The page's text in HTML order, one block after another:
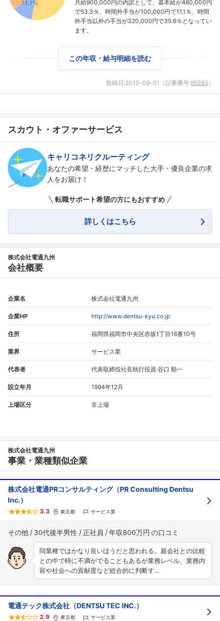
フォローしました
こちらの企業もフォローしませんか？
月給900,000円の内訳として、基本給が480,000円
で53.3％、時間外手当が100,000円で11.1％、時間
外手当以外の手当が320,000円で35.6％となってい
ます。
この年収・給与明細を読む
投稿日:2010-09-01 （記事番号:95293 ）
スカウト・オファーサービス
キャリコネリクルーティング
あなたの希望・経歴にマッチした大手・優良企業の求
人をお届け！
転職サポート希望の方にもおすすめ
詳しくはこちら
株式会社電通九州
会社概要
企業名 株式会社電通九州
企業HP http://www.dentsu-kyu.co.jp
住所 福岡県福岡市中央区赤坂1丁目16番10号
業界 サービス業
代表者 代表取締役社長執行役員 谷口 順一
設立年月 1994年12月
上場区分 非上場
株式会社電通九州
事業・業種類似企業
株式会社電通PRコンサルティング（PR Consulting Dentsu
Inc.）
3.3 東京都 サービス業
その他 30代後半男性 正社員 年収800万円
同業種ではかなり良いほうだと思われる。親会社との比較
との中で時に不満がでることもあるが業務レベル、業務内
容や社会への貢献度など総合的に判断す…
電通テック株式会社（DENTSU TEC INC.）
2.9 東京都 サービス業